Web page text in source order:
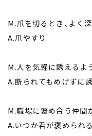
M.爪を切るとき、よく
A.爪やすり
M.人を気軽に誘えるよ
A.断られてもめげずに
M.職場に褒め合う仲間
A.いつか君が褒められ